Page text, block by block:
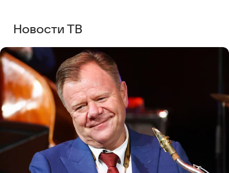
Новости ТВ